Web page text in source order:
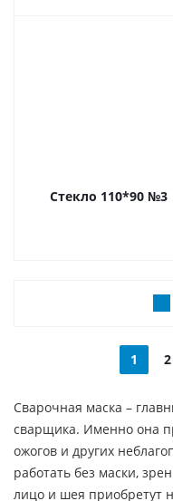
Стекло 110*90 №3
1 2
Сварочная маска –
сварщика. Именно она
ожогов и других
работать без маски,
лицо и шея приобретут